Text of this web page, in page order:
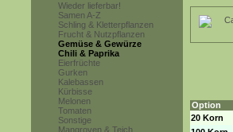
Wieder lieferbar!
Samen A-Z
Schling & Kletterpflanzen
Frucht & Nutzpflanzen
Gemüse & Gewürze
Chili & Paprika
Eierfrüchte
Gurken
Kalebassen
Kürbisse
Melonen
Tomaten
Sonstige
Mangroven & Teich
Option
20 Korn